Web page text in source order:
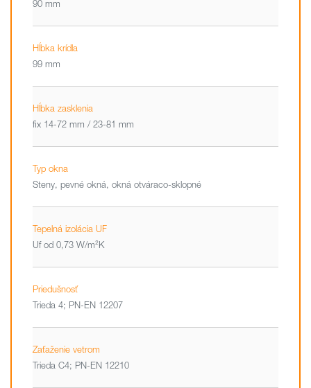
90 mm
Hĺbka krídla
99 mm
Hĺbka zasklenia
fix 14-72 mm / 23-81 mm
Typ okna
Steny, pevné okná, okná otváraco-sklopné
Tepelná izolácia UF
Uf od 0,73 W/m²K
Priedušnosť
Trieda 4; PN-EN 12207
Zaťaženie vetrom
Trieda C4; PN-EN 12210